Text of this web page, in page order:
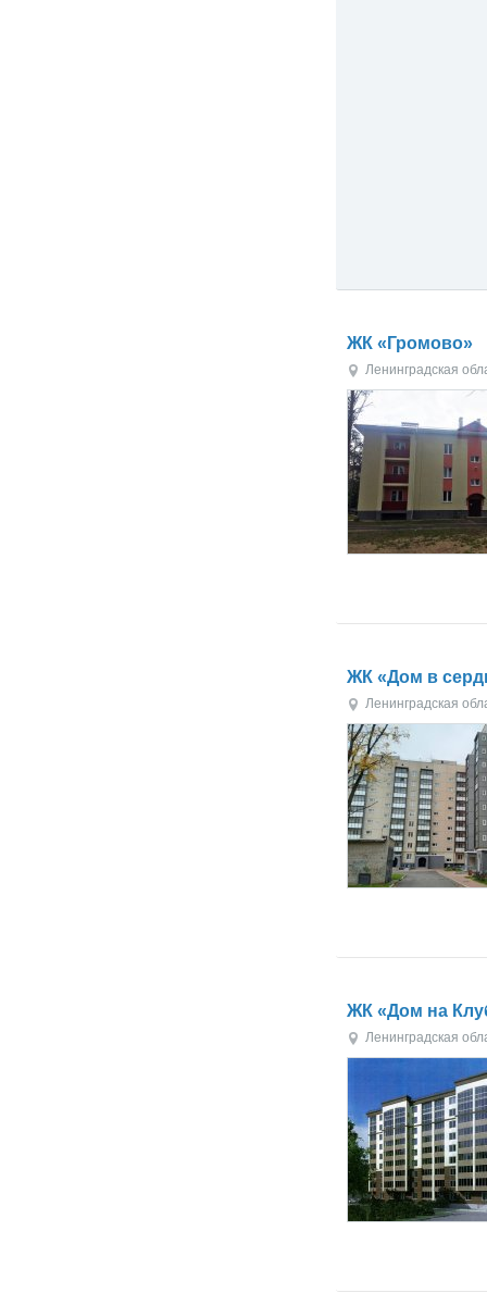
ЖК «Громово»
Ленинградская
ЖК «Дом в
Ленинградская
ЖК «Дом на
Ленинградская